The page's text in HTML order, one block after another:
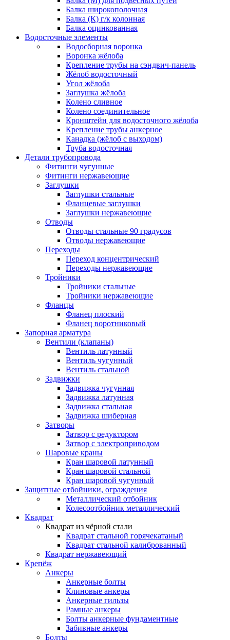
Балка широкополочная
Балка (К) г/к колонная
Балка оцинкованная
Водосточные элементы
Водосборная воронка
Воронка жёлоба
Крепление трубы на сэндвич-панель
Жёлоб водосточный
Угол жёлоба
Заглушка жёлоба
Колено сливное
Колено соединительное
Кронштейн для водосточного жёлоба
Крепление трубы анкерное
Канадка (жёлоб с выходом)
Труба водосточная
Детали трубопровода
Фитинги чугунные
Фитинги нержавеющие
Заглушки
Заглушки стальные
Фланцевые заглушки
Заглушки нержавеющие
Отводы
Отводы стальные 90 градусов
Отводы нержавеющие
Переходы
Переход концентрический
Переходы нержавеющие
Тройники
Тройники стальные
Тройники нержавеющие
Фланцы
Фланец плоский
Фланец воротниковый
Запорная арматура
Вентили (клапаны)
Вентиль латунный
Вентиль чугунный
Вентиль стальной
Задвижки
Задвижка чугунная
Задвижка латунная
Задвижка стальная
Задвижка шиберная
Затворы
Затвор с редуктором
Затвор с электроприводом
Шаровые краны
Кран шаровой латунный
Кран шаровой стальной
Кран шаровой чугунный
Защитные отбойники, ограждения
Металлический отбойник
Колесоотбойник металлический
Квадрат
Квадрат из чёрной стали
Квадрат стальной горячекатаный
Квадрат стальной калиброванный
Квадрат нержавеющий
Крепёж
Анкеры
Анкерные болты
Клиновые анкеры
Анкерные гильзы
Рамные анкеры
Болты анкерные фундаментные
Забивные анкеры
Болты